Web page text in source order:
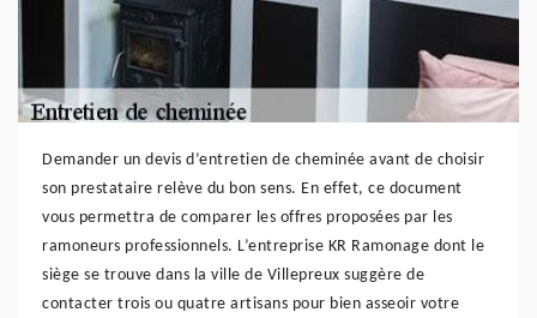
Demander un devis d’entretien de cheminée avant de choisir
son prestataire relève du bon sens. En effet, ce document
vous permettra de comparer les offres proposées par les
ramoneurs professionnels. L’entreprise KR Ramonage dont le
siège se trouve dans la ville de Villepreux suggère de
contacter trois ou quatre artisans pour bien asseoir votre